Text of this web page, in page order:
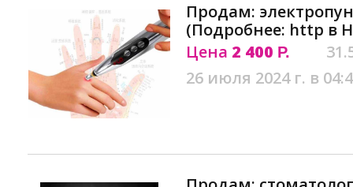
Продам:
(Подробнее: http в
Цена 2 400 Р.
26 июля 2024 г. в